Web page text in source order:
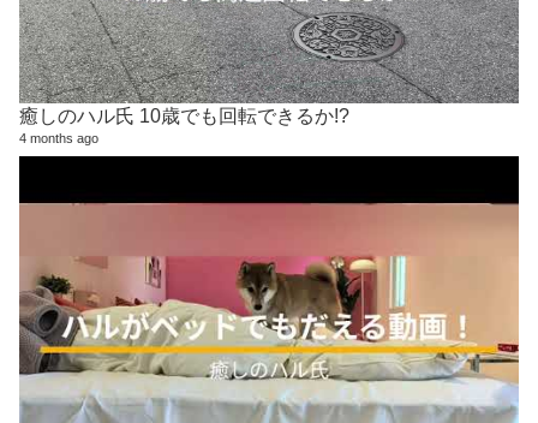
癒しのハル氏 10歳でも回転できるか!?
4 months ago